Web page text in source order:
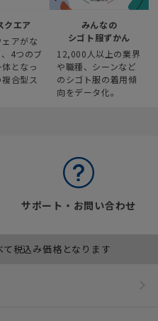
クエア
アがな
4つのブ
となっ
合型ス
みんなの
シゴト服ずかん
12,000人以上の業界
や職種、シーンなど
のシゴト服の着用傾
向をデータ化。
サポート・お問い合わせ
税込み価格となります